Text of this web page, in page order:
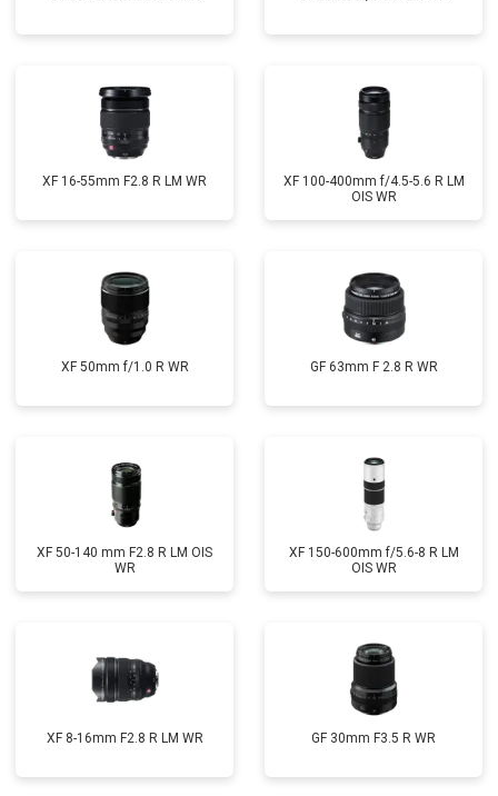
XF 16-55mm F2.8 R LM WR
XF 100-400mm f/4.5-5.6 R LM
OIS WR
XF 50mm f/1.0 R WR GF 63mm F 2.8 R WR
XF 50-140 mm F2.8 R LM OIS
WR
XF 150-600mm f/5.6-8 R LM
OIS WR
XF 8-16mm F2.8 R LM WR GF 30mm F3.5 R WR